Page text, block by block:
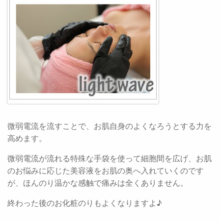
微弱電流を流すことで、お肌自身のよくなろうとする力を
高めます。
微弱電流が流れる特殊な手袋を使って細胞間を広げ、お肌
のお悩みに応じた美容液をお肌の奥へ入れていくのです
が、ほんのり温かな感触で痛みは全くありません。
終わった後のお化粧のりもよくなりますよ♪